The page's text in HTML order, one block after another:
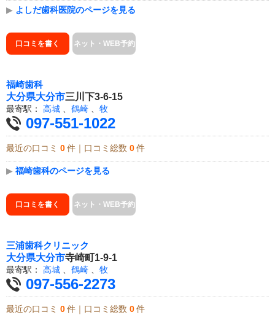
▶ よしだ歯科医院のページを見る
口コミを書く ネット・WEB予約
福崎歯科
大分県大分市三川下3-6-15
最寄駅： 高城 鶴崎 牧
097-551-1022
最近の口コミ 0 件｜口コミ総数 0 件
▶ 福崎歯科のページを見る
口コミを書く ネット・WEB予約
三浦歯科クリニック
大分県大分市寺崎町1-9-1
最寄駅： 高城 鶴崎 牧
097-556-2273
最近の口コミ 0 件｜口コミ総数 0 件